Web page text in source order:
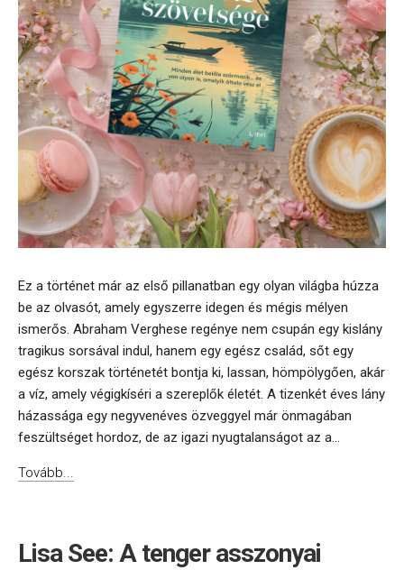
Ez a történet már az első pillanatban egy olyan világba húzza
be az olvasót, amely egyszerre idegen és mégis mélyen
ismerős. Abraham Verghese regénye nem csupán egy kislány
tragikus sorsával indul, hanem egy egész család, sőt egy
egész korszak történetét bontja ki, lassan, hömpölygően, akár
a víz, amely végigkíséri a szereplők életét. A tizenkét éves lány
házassága egy negyvenéves özveggyel már önmagában
feszültséget hordoz, de az igazi nyugtalanságot az a...
Tovább...
Lisa See: A tenger asszonyai